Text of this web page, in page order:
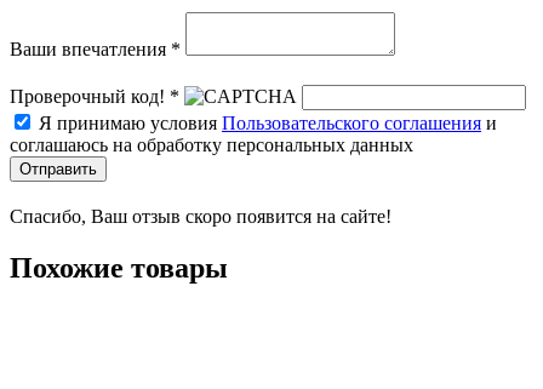
Ваши впечатления *
Проверочный код! *
Я принимаю условия Пользовательского соглашения и
соглашаюсь на обработку персональных данных
Отправить
Спасибо, Ваш отзыв скоро появится на сайте!
Похожие товары